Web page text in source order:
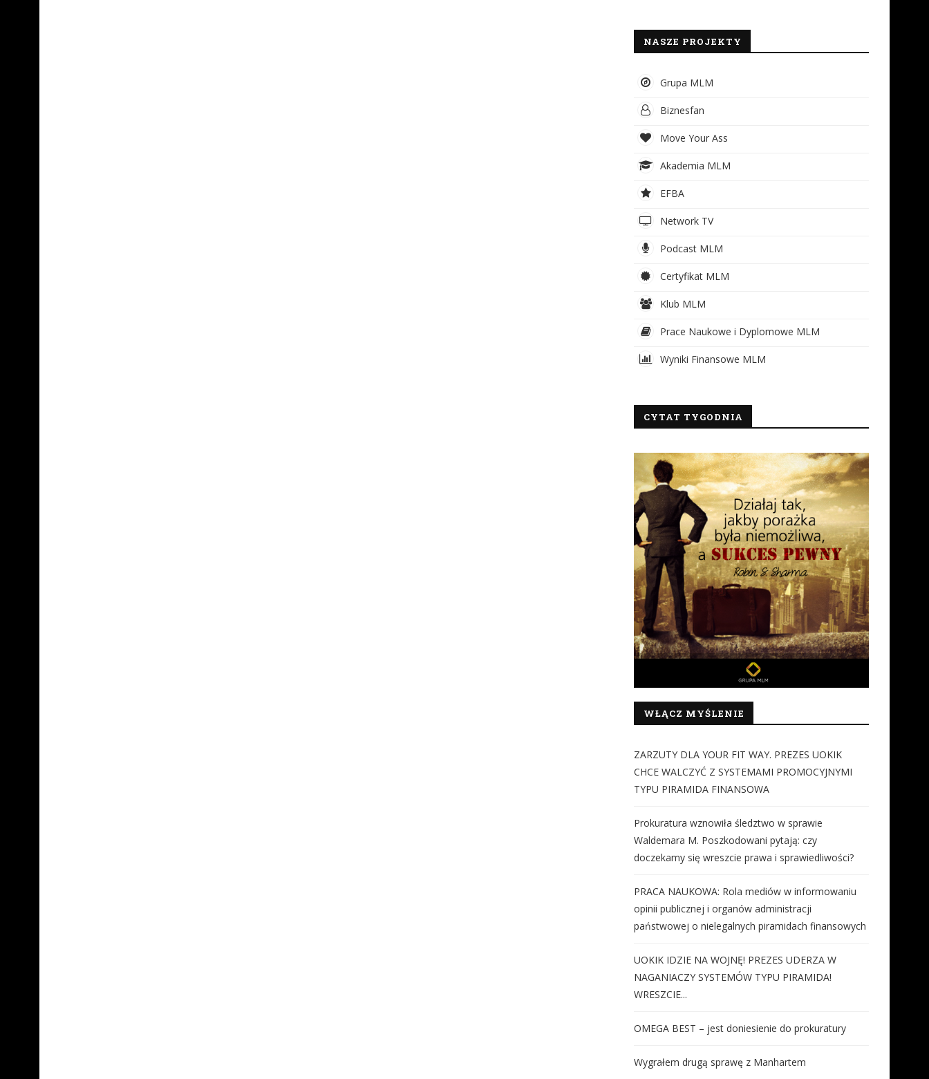
NASZE PROJEKTY
Grupa MLM
Biznesfan
Move Your Ass
Akademia MLM
EFBA
Network TV
Podcast MLM
Certyfikat MLM
Klub MLM
Prace Naukowe i Dyplomowe MLM
Wyniki Finansowe MLM
CYTAT TYGODNIA
WŁĄCZ MYŚLENIE
ZARZUTY DLA YOUR FIT WAY. PREZES UOKIK
CHCE WALCZYĆ Z SYSTEMAMI PROMOCYJNYMI
TYPU PIRAMIDA FINANSOWA
Prokuratura wznowiła śledztwo w sprawie
Waldemara M. Poszkodowani pytają: czy
doczekamy się wreszcie prawa i sprawiedliwości?
PRACA NAUKOWA: Rola mediów w informowaniu
opinii publicznej i organów administracji
państwowej o nielegalnych piramidach finansowych
UOKIK IDZIE NA WOJNĘ! PREZES UDERZA W
NAGANIACZY SYSTEMÓW TYPU PIRAMIDA!
WRESZCIE...
OMEGA BEST – jest doniesienie do prokuratury
Wygrałem drugą sprawę z Manhartem